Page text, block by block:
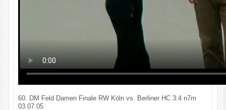
60. DM Feld Damen Finale RW Köln vs. Berliner HC 3:4 n7m
03.07.05